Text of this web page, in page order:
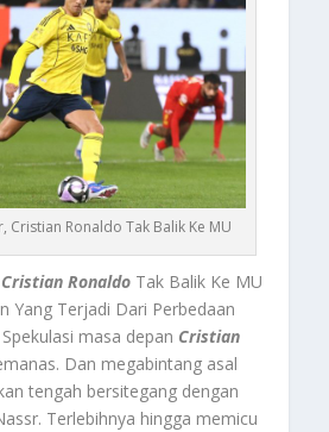
Cristian Ronaldo Tak Balik Ke MU
Cristian Ronaldo Tak Balik Ke MU
Yang Terjadi Dari Perbedaan
masa depan Cristian
Dan megabintang asal
tengah bersitegang dengan
Terlebihnya hingga memicu